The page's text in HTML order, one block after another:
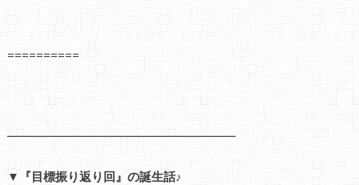
==========
━━━━━━━━━━━━━━━━━━━
▼『目標振り返り回』の誕生話♪